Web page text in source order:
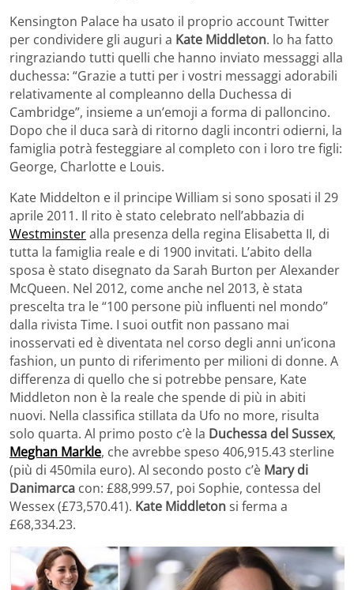
Kensington Palace ha usato il proprio account Twitter
per condividere gli auguri a Kate Middleton. lo ha fatto
ringraziando tutti quelli che hanno inviato messaggi alla
duchessa: “Grazie a tutti per i vostri messaggi adorabili
relativamente al compleanno della Duchessa di
Cambridge”, insieme a un’emoji a forma di palloncino.
Dopo che il duca sarà di ritorno dagli incontri odierni, la
famiglia potrà festeggiare al completo con i loro tre figli:
George, Charlotte e Louis.
Kate Middelton e il principe William si sono sposati il 29
aprile 2011. Il rito è stato celebrato nell’abbazia di
Westminsteralla presenza della regina Elisabetta II, di
tutta la famiglia reale e di 1900 invitati. L’abito della
sposa è stato disegnato da Sarah Burton per Alexander
McQueen. Nel 2012, come anche nel 2013, è stata
prescelta tra le “100 persone più influenti nel mondo”
dalla rivista Time. I suoi outfit non passano mai
inosservati ed è diventata nel corso degli anni un’icona
fashion, un punto di riferimento per milioni di donne. A
differenza di quello che si potrebbe pensare, Kate
Middleton non è la reale che spende di più in abiti
nuovi. Nella classifica stillata da Ufo no more, risulta
solo quarta. Al primo posto c’è la Duchessa del Sussex,
Meghan Markle, che avrebbe speso 406,915.43 sterline
(più di 450mila euro). Al secondo posto c’è Mary di
Danimarca con: £88,999.57, poi Sophie, contessa del
Wessex (£73,570.41). Kate Middletonsi ferma a
£68,334.23.